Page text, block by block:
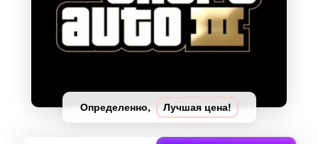
Определенно, Лучшая цена!